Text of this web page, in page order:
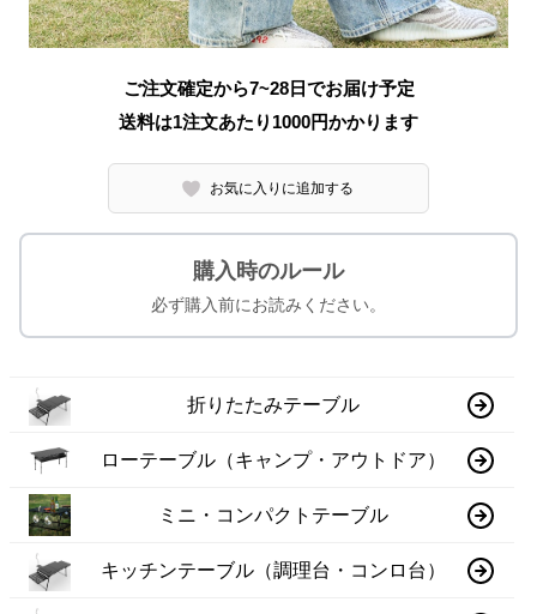
ご注文確定から7~28日でお届け予定
送料は1注文あたり 1000円かかります
お気に入りに追加する
購入時のルール
必ず購入前にお読みください。
折りたたみテーブル
ローテーブル（キャンプ・アウトドア）
ミニ・コンパクトテーブル
キッチンテーブル（調理台・コンロ台）